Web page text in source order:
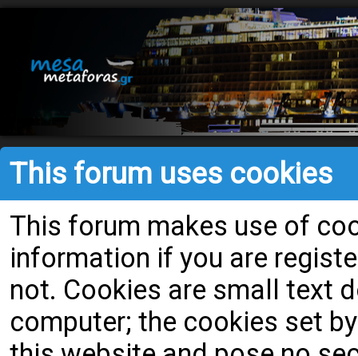
This forum uses cookies
This forum makes use of
information if you are
not. Cookies are small text
computer; the cookies set